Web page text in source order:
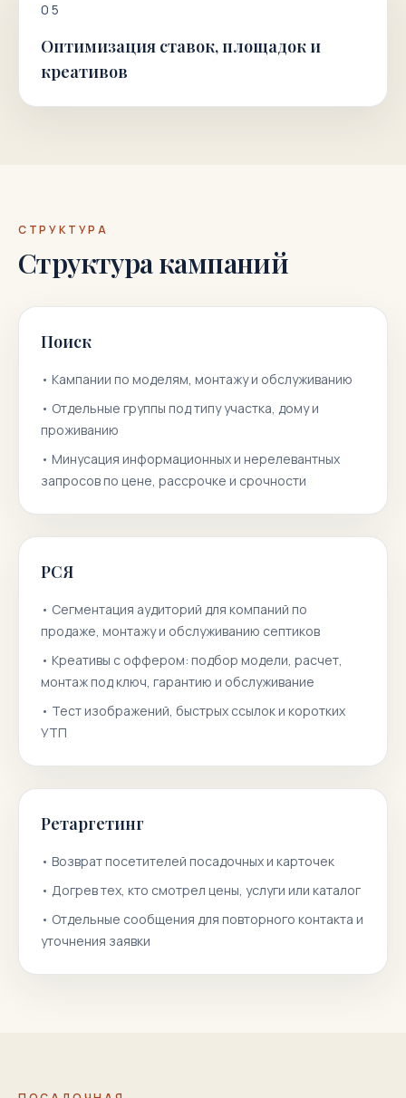
05
Оптимизация ставок, площадок и
креативов
СТРУКТУРА
Структура кампаний
Поиск
• Кампании по моделям, монтажу и обслуживанию
• Отдельные группы под типу участка, дому и
проживанию
• Минусация информационных и нерелевантных
запросов по цене, рассрочке и срочности
РСЯ
• Сегментация аудиторий для компаний по
продаже, монтажу и обслуживанию септиков
• Креативы с оффером: подбор модели, расчет,
монтаж под ключ, гарантию и обслуживание
• Тест изображений, быстрых ссылок и коротких
УТП
Ретаргетинг
• Возврат посетителей посадочных и карточек
• Догрев тех, кто смотрел цены, услуги или каталог
• Отдельные сообщения для повторного контакта и
уточнения заявки